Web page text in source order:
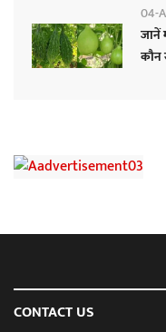
04-
जानें मॉनसून में
कौन
CONTACT US